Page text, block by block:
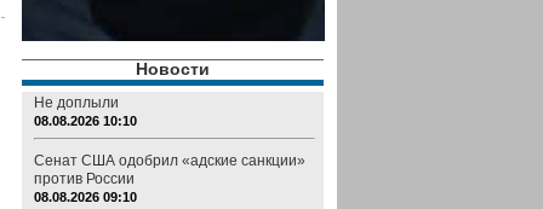
Новости
Не доплыли
08.08.2026 10:10
Сенат США одобрил «адские санкции»
против России
08.08.2026 09:10